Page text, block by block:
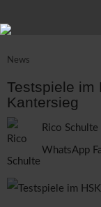
News
Testspiele im
Kantersieg
Rico Schulte
WhatsApp